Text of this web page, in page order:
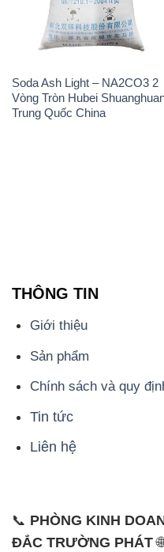
Soda Ash Light – NA2CO3 2
Vòng Tròn Hubei
Trung Quốc China
THÔNG TIN
Giới thiệu
Sản phẩm
Chính sách và quy
Tin tức
Liên hệ
📞 PHÒNG KINH
ĐẮC TRƯỜNG PHÁT